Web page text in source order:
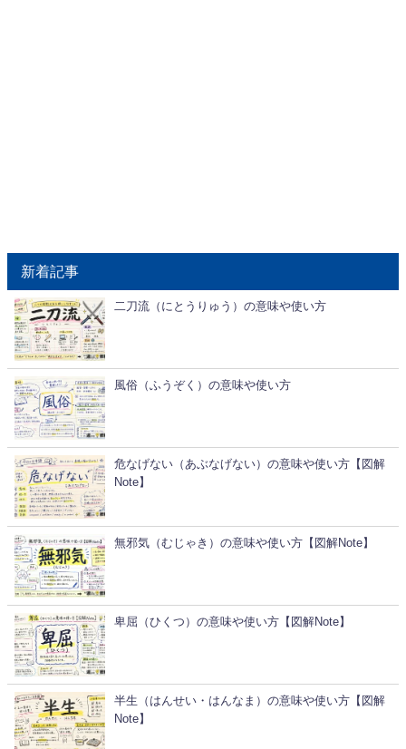
新着記事
二刀流（にとうりゅう）の意味や使い方
風俗（ふうぞく）の意味や使い方
危なげない（あぶなげない）の意味や使い方【図解
Note】
無邪気（むじゃき）の意味や使い方【図解Note】
卑屈（ひくつ）の意味や使い方【図解Note】
半生（はんせい・はんなま）の意味や使い方【図解
Note】